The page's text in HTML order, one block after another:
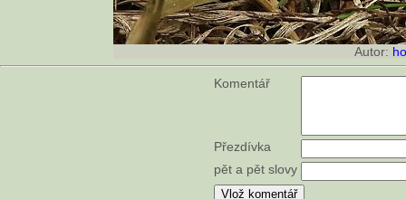
Autor:
Komentář
Přezdívka
pět a pět slovy